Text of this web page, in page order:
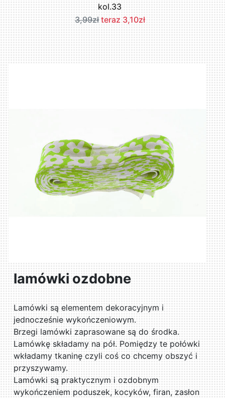
kol.33
3,99zł teraz 3,10zł
lamówki ozdobne
Lamówki są elementem dekoracyjnym i
jednocześnie wykończeniowym.
Brzegi lamówki zaprasowane są do środka.
Lamówkę składamy na pół. Pomiędzy te połówki
wkładamy tkaninę czyli coś co chcemy obszyć i
przyszywamy.
Lamówki są praktycznym i ozdobnym
wykończeniem poduszek, kocyków, firan, zasłon